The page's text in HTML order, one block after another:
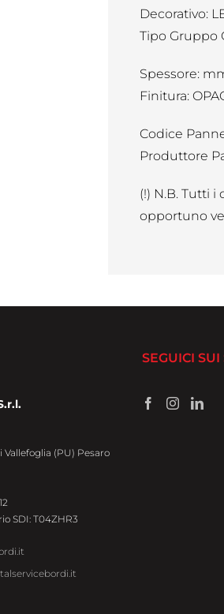
Decorativo:
Tipo Gruppo
Spessore:
Finitura:
Codice
Produttore
(!) N.B. Tutti
opportuno
Vallefoglia (PU) Pesaro
SDI: T04ZHR3
SEGUICI SUI